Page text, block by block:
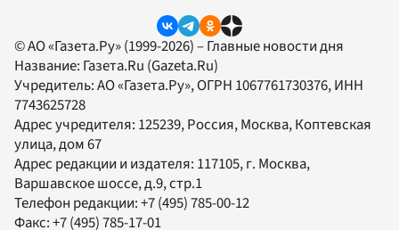
© АО «Газета.Ру» (1999-2026) – Главные новости дня
Название: Газета.Ru (Gazeta.Ru)
Учредитель:АО «Газета.Ру», ОГРН 1067761730376, ИНН
7743625728
Адрес учредителя: 125239, Россия, Москва, Коптевская
улица, дом 67
Адрес редакции и издателя: 117105, г. Москва,
Варшавское шоссе, д.9, стр.1
Телефон редакции:+7 (495) 785-00-12
Факс:+7 (495) 785-17-01